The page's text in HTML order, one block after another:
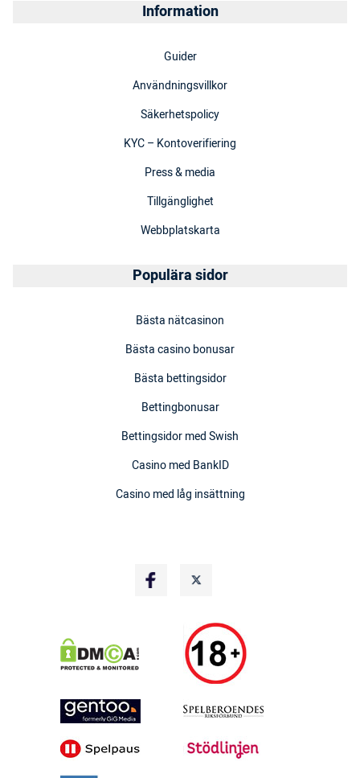
Information
Guider
Användningsvillkor
Säkerhetspolicy
KYC – Kontoverifiering
Press & media
Tillgänglighet
Webbplatskarta
Populära sidor
Bästa nätcasinon
Bästa casino bonusar
Bästa bettingsidor
Bettingbonusar
Bettingsidor med Swish
Casino med BankID
Casino med låg insättning